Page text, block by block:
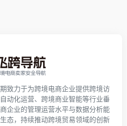
致力于为跨境电商企业提供跨境访
动化运营、跨境商业智能等行业垂
企业的管理运营水平与数据分析能
态，持续推动跨境贸易领域的创新